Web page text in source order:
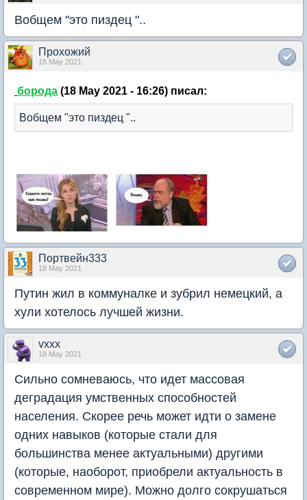
Вобщем "это пиздец "..
Прохожий
18 May 2021
борода (18 May 2021 - 16:26) писал:
Вобщем "это пиздец "..
Портвейн333
18 May 2021
Путин жил в коммуналке и зубрил немецкий, а
хули хотелось лучшей жизни.
vxxx
18 May 2021
Сильно сомневаюсь, что идет массовая
деградация умственных способностей
населения. Скорее речь может идти о замене
одних навыков (которые стали для
большинства менее актуальными) другими
(которые, наоборот, приобрели актуальность в
современном мире). Можно долго сокрушаться